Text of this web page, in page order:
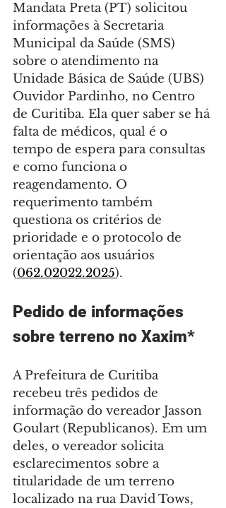
Mandata Preta (PT) solicitou
informações à Secretaria
Municipal da Saúde (SMS)
sobre o atendimento na
Unidade Básica de Saúde (UBS)
Ouvidor Pardinho, no Centro
de Curitiba. Ela quer saber se há
falta de médicos, qual é o
tempo de espera para consultas
e como funciona o
reagendamento. O
requerimento também
questiona os critérios de
prioridade e o protocolo de
orientação aos usuários
(062.02022.2025).
Pedido de informações
sobre terreno no Xaxim*
A Prefeitura de Curitiba
recebeu três pedidos de
informação do vereador Jasson
Goulart (Republicanos). Em um
deles, o vereador solicita
esclarecimentos sobre a
titularidade de um terreno
localizado na rua David Tows,